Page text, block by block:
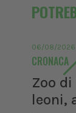
06/08/2026
CRONACA
Zoo
leoni,